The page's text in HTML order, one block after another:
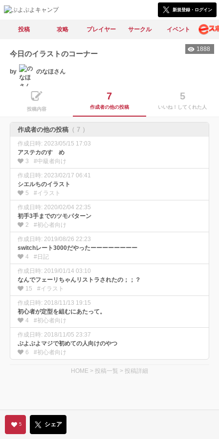
新規登録・ログイン
投稿 攻略 プレイヤー サークル イベント
1888
今日のイラストのコーナー
by のなほさん
投稿内容
7
作成者の他の投稿
5
いいね！してくれた人
作成者の他の投稿 （ 7 ）
作成日時: 2023/05/15 17:03
アステカのすゝめ
3
#中級者向け
作成日時: 2023/02/17 06:41
シエルちのイラスト
5
#イラスト
作成日時: 2020/02/04 22:35
初手3手までのツモパターン
2
#初心者向け
作成日時: 2019/08/26 22:23
switchレート3000だやったーーーーーーーー
4
#日記
作成日時: 2019/01/14 03:10
なんでフェーリちゃんリストラされたの；；？
15
#イラスト
作成日時: 2018/11/13 19:15
初心者が定型を組むにあたって。
4
#初心者向け
作成日時: 2018/11/05 23:37
ぷよぷよマジで初めての人向けのやつ
6
#初心者向け
HOME > 投稿一覧 > 投稿詳細
5 シェア